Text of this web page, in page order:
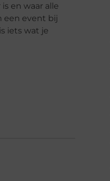
en waar alle
een event bij
iets wat je